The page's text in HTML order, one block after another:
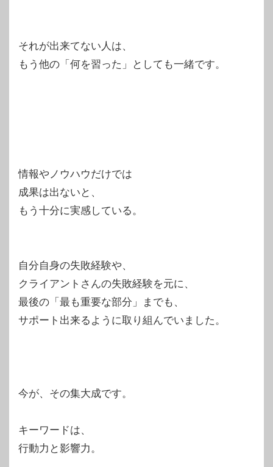
それが出来てない人は、
もう他の「何を習った」としても一緒です。
情報やノウハウだけでは
成果は出ないと、
もう十分に実感している。
自分自身の失敗経験や、
クライアントさんの失敗経験を元に、
最後の「最も重要な部分」までも、
サポート出来るように取り組んでいました。
今が、その集大成です。
キーワードは、
行動力と影響力。